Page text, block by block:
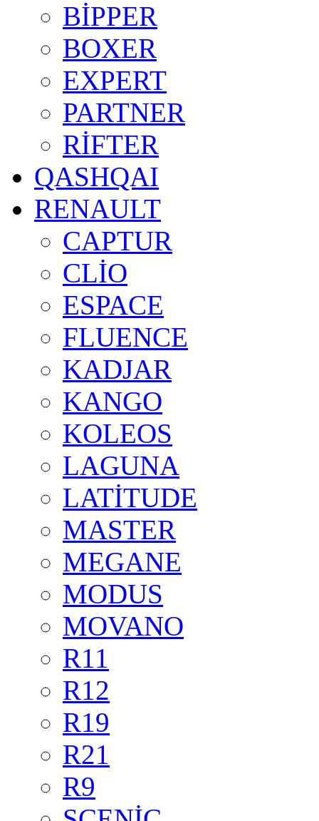
BİPPER
BOXER
EXPERT
PARTNER
RİFTER
QASHQAI
RENAULT
CAPTUR
CLİO
ESPACE
FLUENCE
KADJAR
KANGO
KOLEOS
LAGUNA
LATİTUDE
MASTER
MEGANE
MODUS
MOVANO
R11
R12
R19
R21
R9